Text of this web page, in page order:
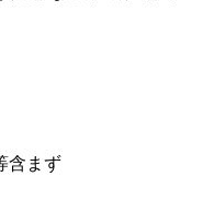
含まず